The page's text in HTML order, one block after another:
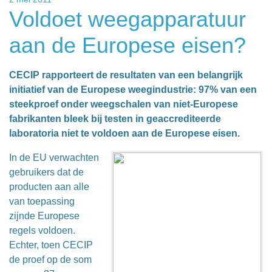
Voldoet weegapparatuur
aan de Europese eisen?
CECIP rapporteert de resultaten van een belangrijk
initiatief van de Europese weegindustrie: 97% van een
steekproef onder weegschalen van niet-Europese
fabrikanten bleek bij testen in geaccrediteerde
laboratoria niet te voldoen aan de Europese eisen.
In de EU verwachten
gebruikers dat de
producten aan alle
van toepassing
zijnde Europese
regels voldoen.
Echter, toen CECIP
de proef op de som